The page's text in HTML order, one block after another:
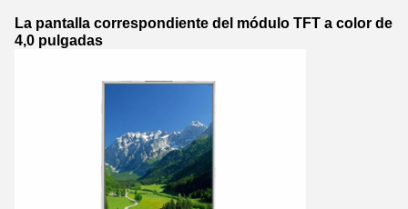
La pantalla correspondiente del módulo TFT a color de
4,0 pulgadas